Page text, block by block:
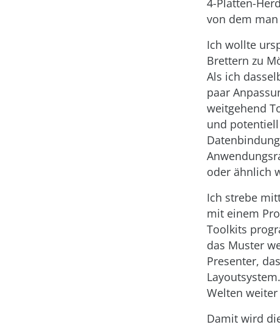
4-Platten-
von dem
Ich wollte
Brettern zu
Als ich
paar
weitgehend
und
oder ähnlich
Ich strebe
mit einem
Toolkits
das Muster
Presenter,
Welten
Damit wird